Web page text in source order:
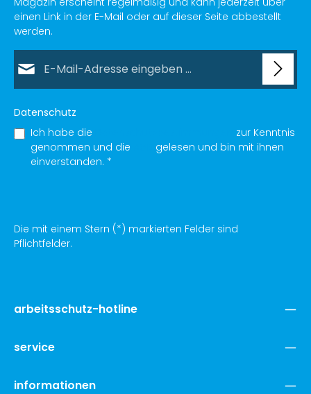
einen Link in der E-Mail oder auf dieser Seite abbestellt
werden.
Datenschutz
Ich habe die
zur Kenntnis
genommen und die
gelesen und bin mit ihnen
einverstanden. *
Die mit einem Stern (*) markierten Felder sind
Pflichtfelder.
arbeitsschutz-hotline
service
informationen